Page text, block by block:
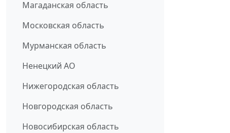
Магаданская область
Московская область
Мурманская область
Ненецкий АО
Нижегородская область
Новгородская область
Новосибирская область